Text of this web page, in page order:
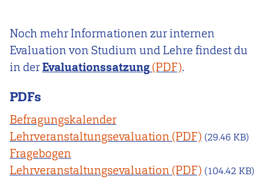
Noch mehr Informationen zur internen
Evaluation von Studium und Lehre findest du
in derEvaluationssatzung .
PDFs
Befragungskalender
Lehrveranstaltungsevaluation
(29.46 KB)
Fragebogen
Lehrveranstaltungsevaluation
(104.42 KB)